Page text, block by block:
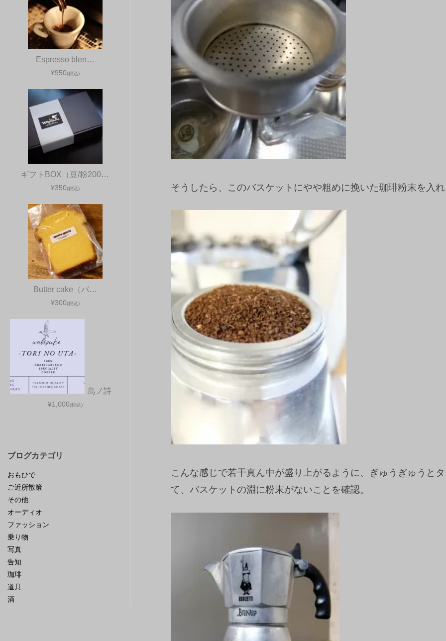
そうしたら、このバスケットにやや粗めに挽いた珈琲粉末を入
こんな感じで若干真ん中が盛り上がるように、ぎゅうぎゅうと
て、バスケットの淵に粉末がないことを確認。
Espresso blen…
¥950(税込)
ギフトBOX（豆/粉200…
¥350(税込)
Butter cake（バ…
¥300(税込)
鳥ノ詩
¥1,000(税込)
ブログカテゴリ
おもひで
ご近所散策
その他
オーディオ
ファッション
乗り物
写真
告知
珈琲
道具
酒